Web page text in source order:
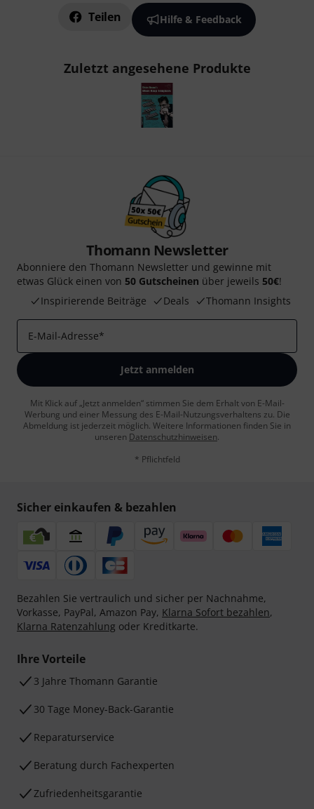
Teilen Hilfe & Feedback
Zuletzt angesehene Produkte
Thomann Newsletter
Abonniere den Thomann Newsletter und gewinne mit
etwas Glück einen von 50 Gutscheinen über jeweils 50€!
Inspirierende Beiträge
Deals Thomann Insights
E-Mail-Adresse*
Jetzt anmelden
Mit Klick auf „Jetzt anmelden“ stimmen Sie dem Erhalt von E-Mail-
Werbung und einer Messung des E-Mail-Nutzungsverhaltens zu. Die
Abmeldung ist jederzeit möglich. Weitere Informationen finden Sie in
unseren Datenschutzhinweisen.
* Pflichtfeld
Sicher einkaufen & bezahlen
Bezahlen Sie vertraulich und sicher per Nachnahme,
Vorkasse, PayPal, Amazon Pay, Klarna Sofort bezahlen,
Klarna Ratenzahlung oder Kreditkarte.
Ihre Vorteile
3 Jahre Thomann Garantie
30 Tage Money-Back-Garantie
Reparaturservice
Beratung durch Fachexperten
Zufriedenheitsgarantie